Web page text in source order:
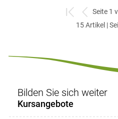
zum
ersten
zurück
zum
Seite 1
15 Artikel |
Bilden Sie sich weiter
Kursangebote